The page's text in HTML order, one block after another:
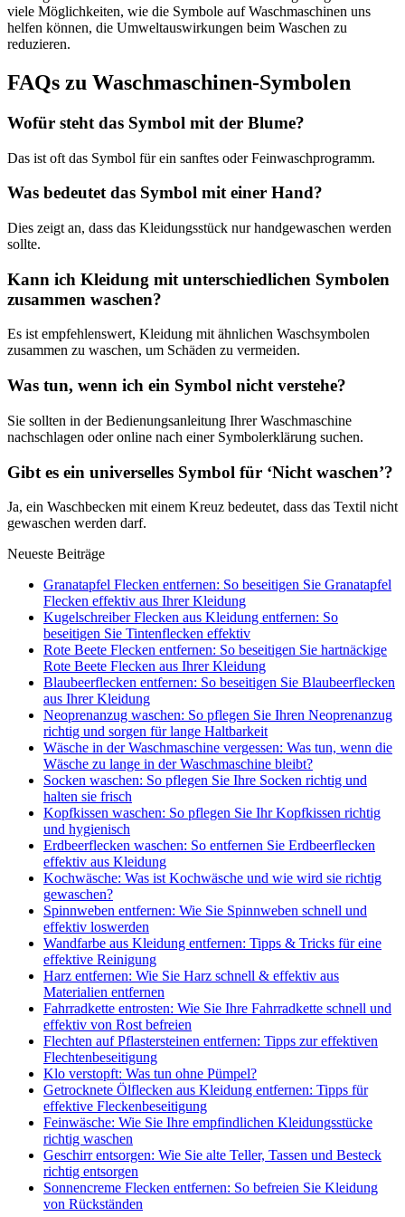
viele Möglichkeiten, wie die Symbole auf Waschmaschinen uns
helfen können, die Umweltauswirkungen beim Waschen zu
reduzieren.
FAQs zu Waschmaschinen-Symbolen
Wofür steht das Symbol mit der Blume?
Das ist oft das Symbol für ein sanftes oder Feinwaschprogramm.
Was bedeutet das Symbol mit einer Hand?
Dies zeigt an, dass das Kleidungsstück nur handgewaschen werden
sollte.
Kann ich Kleidung mit unterschiedlichen Symbolen
zusammen waschen?
Es ist empfehlenswert, Kleidung mit ähnlichen Waschsymbolen
zusammen zu waschen, um Schäden zu vermeiden.
Was tun, wenn ich ein Symbol nicht verstehe?
Sie sollten in der Bedienungsanleitung Ihrer Waschmaschine
nachschlagen oder online nach einer Symbolerklärung suchen.
Gibt es ein universelles Symbol für ‘Nicht waschen’?
Ja, ein Waschbecken mit einem Kreuz bedeutet, dass das Textil nicht
gewaschen werden darf.
Neueste Beiträge
Granatapfel Flecken entfernen: So beseitigen Sie Granatapfel
Flecken effektiv aus Ihrer Kleidung
Kugelschreiber Flecken aus Kleidung entfernen: So
beseitigen Sie Tintenflecken effektiv
Rote Beete Flecken entfernen: So beseitigen Sie hartnäckige
Rote Beete Flecken aus Ihrer Kleidung
Blaubeerflecken entfernen: So beseitigen Sie Blaubeerflecken
aus Ihrer Kleidung
Neoprenanzug waschen: So pflegen Sie Ihren Neoprenanzug
richtig und sorgen für lange Haltbarkeit
Wäsche in der Waschmaschine vergessen: Was tun, wenn die
Wäsche zu lange in der Waschmaschine bleibt?
Socken waschen: So pflegen Sie Ihre Socken richtig und
halten sie frisch
Kopfkissen waschen: So pflegen Sie Ihr Kopfkissen richtig
und hygienisch
Erdbeerflecken waschen: So entfernen Sie Erdbeerflecken
effektiv aus Kleidung
Kochwäsche: Was ist Kochwäsche und wie wird sie richtig
gewaschen?
Spinnweben entfernen: Wie Sie Spinnweben schnell und
effektiv loswerden
Wandfarbe aus Kleidung entfernen: Tipps & Tricks für eine
effektive Reinigung
Harz entfernen: Wie Sie Harz schnell & effektiv aus
Materialien entfernen
Fahrradkette entrosten: Wie Sie Ihre Fahrradkette schnell und
effektiv von Rost befreien
Flechten auf Pflastersteinen entfernen: Tipps zur effektiven
Flechtenbeseitigung
Klo verstopft: Was tun ohne Pümpel?
Getrocknete Ölflecken aus Kleidung entfernen: Tipps für
effektive Fleckenbeseitigung
Feinwäsche: Wie Sie Ihre empfindlichen Kleidungsstücke
richtig waschen
Geschirr entsorgen: Wie Sie alte Teller, Tassen und Besteck
richtig entsorgen
Sonnencreme Flecken entfernen: So befreien Sie Kleidung
von Rückständen